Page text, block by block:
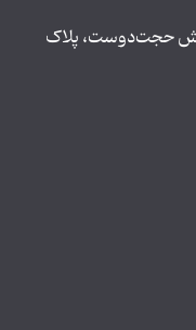
نبش حجت‌دوست، پلاک